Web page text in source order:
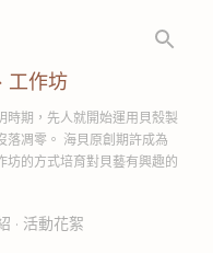
工作坊
時期，先人就開始運用貝殼製
落凋零。 海貝原創期許成為
坊的方式培育對貝藝有興趣的
活動花絮